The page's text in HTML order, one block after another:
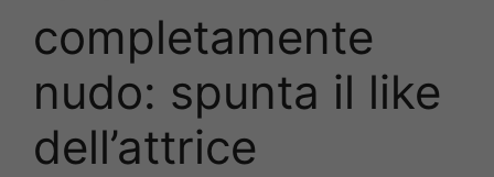
completamente
nudo: spunta il like
dell’attrice